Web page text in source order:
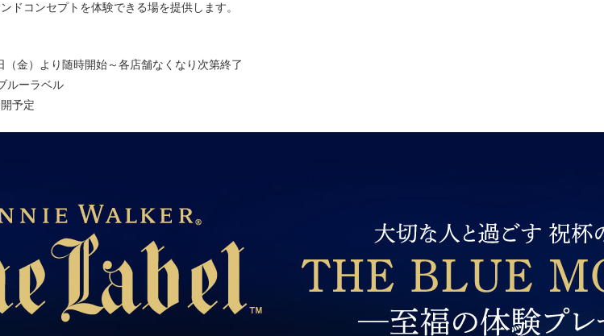
ドコンセプトを体験できる場を提供します。
（金）より随時開始～各店舗なくなり次第終了​
ルーラベル
予定